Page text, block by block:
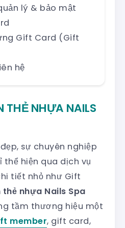
lý & bảo mật
Gift Card (Gift
hệ
THẺ NHỰA NAILS
sự chuyên nghiệp
hiện qua dịch vụ
tiết nhỏ như Gift
nhựa Nails Spa
tầm thương hiệu một
member, gift card,